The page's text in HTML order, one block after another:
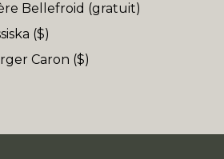
Bellefroid (gratuit)
($)
Caron ($)